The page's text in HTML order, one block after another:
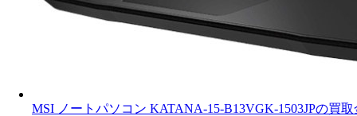
MSI ノートパソコン KATANA-15-B13VGK-1503JPの買取